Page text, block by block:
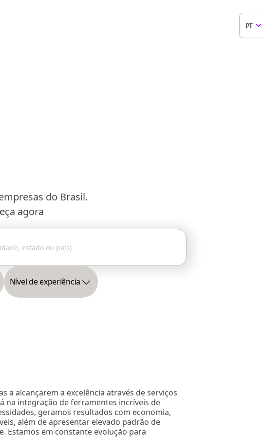
PT
do Brasil.
agora
Nível de experiência
a alcançarem a excelência através de serviços
na integração de ferramentes incríveis de
geramos resultados com economia,
além de apresentar elevado padrão de
Estamos em constante evolução para